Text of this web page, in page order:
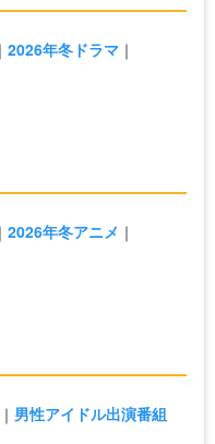
2026年冬ドラマ
2026年冬アニメ
男性アイドル出演番組